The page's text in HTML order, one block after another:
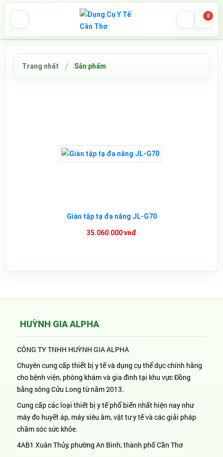
0
Trang nhất Sản phẩm
Giàn tập tạ đa năng JL-G70
35.060.000 vnđ
HUỲNH GIA ALPHA
CÔNG TY TNHH HUỲNH GIA ALPHA
Chuyên cung cấp thiết bị y tế và dụng cụ thể dục chính hãng
cho bệnh viện, phòng khám và gia đình tại khu vực Đồng
bằng sông Cửu Long từ năm 2013.
Cung cấp các loại thiết bị y tế phổ biến nhất hiện nay như
máy đo huyết áp, máy siêu âm, vật tư y tế và các giải pháp
chăm sóc sức khỏe.
4AB1 Xuân Thủy, phường An Bình, thành phố Cần Thơ